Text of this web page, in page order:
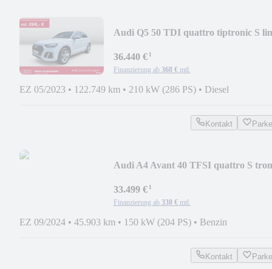
Audi Q5 50 TDI quattro tiptronic S
36.440 €¹
Finanzierung ab 368 € mtl.
EZ 05/2023 • 122.749 km • 210 kW (286 PS) • Diesel
Kontakt
Audi A4 Avant 40 TFSI quattro S
33.499 €¹
Finanzierung ab 338 € mtl.
EZ 09/2024 • 45.903 km • 150 kW (204 PS) • Benzin
Kontakt